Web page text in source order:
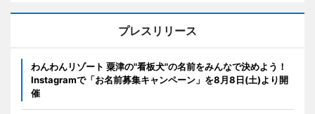
プレスリリース
わんわんリゾート 粟津の"看板犬"の名前をみんなで決めよう！
Instagramで「お名前募集キャンペーン」を8月8日(土)より開
催